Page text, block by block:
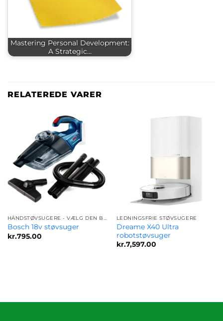
Mastering Personal Development:
A Strategic…
RELATEREDE VARER
HÅNDSTØVSUGERE - VÆLG DEN BEDSTE MODEL FOR DIG
Bosch 18v støvsuger
kr.795.00
LEDNINGSFRIE STØVSUGERE
Dreame X40 Ultra
robotstøvsuger
kr.7,597.00